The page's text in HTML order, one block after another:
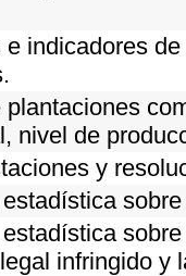
indicadores
nivel de
y
infringido y